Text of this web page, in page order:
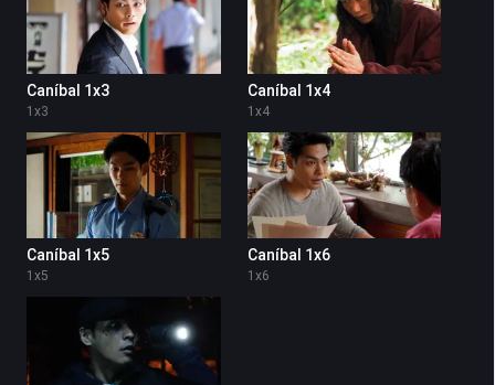
Caníbal 1x3
1 x3
Caníbal 1x4
1 x4
Caníbal 1x5
1 x5
Caníbal 1x6
1 x6